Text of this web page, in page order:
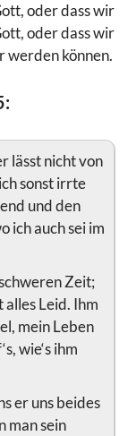
oder dass wir
oder dass wir
werden können.
lässt nicht von
sonst irrte
und den
ich auch sei im
Zeit;
Leid. Ihm
mein Leben
wie‘s ihm
er uns beides
man sein